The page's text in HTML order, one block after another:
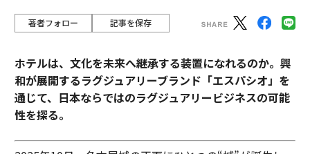
著者フォロー 記事を保存
ホテルは、文化を未来へ継承する装置になれるのか。興
和が展開するラグジュアリーブランド「エスパシオ」を
通じて、日本ならではのラグジュアリービジネスの可能
性を探る。